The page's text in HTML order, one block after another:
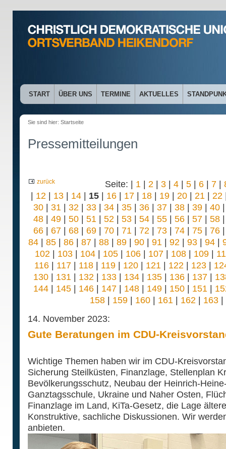
START ÜBER UNS TERMINE AKTUELLES
Sie sind hier: Startseite
Pressemitteilungen
zurück Seite: | 1 | 2 | 3 | 4 | 5 | 6 | 7 |
| 12 | 13| 14| 15| 16| 17| 18| 19| 20| 21 | 22
30| 31 | 32 | 33| 34| 35| 36| 37| 38| 39| 40
48| 49| 50| 51 | 52 | 53| 54| 55| 56| 57| 58
66| 67| 68| 69| 70| 71 | 72 | 73| 74| 75| 76
84| 85| 86| 87| 88| 89| 90| 91 | 92 | 93| 94|
102 | 103 | 104 | 105 | 106 | 107 | 108 | 109 |
116| 117| 118| 119| 120| 121 | 122 | 123|
130| 131 | 132 | 133| 134| 135| 136| 137|
144| 145| 146| 147| 148| 149| 150| 151 |
158 | 159 | 160 | 161 | 162 | 163 |
14. November 2023:
Gute Beratungen im CDU-
Wichtige Themen haben wir im CDU-
Sicherung Steilküsten, Finanzlage, Stellenplan
Bevölkerungsschutz, Neubau der Heinrich-
Ganztagsschule, Ukraine und Naher Osten,
Finanzlage im Land, KiTa-Gesetz, die Lage
Konstruktive, sachliche Diskussionen. Wir
anbieten.